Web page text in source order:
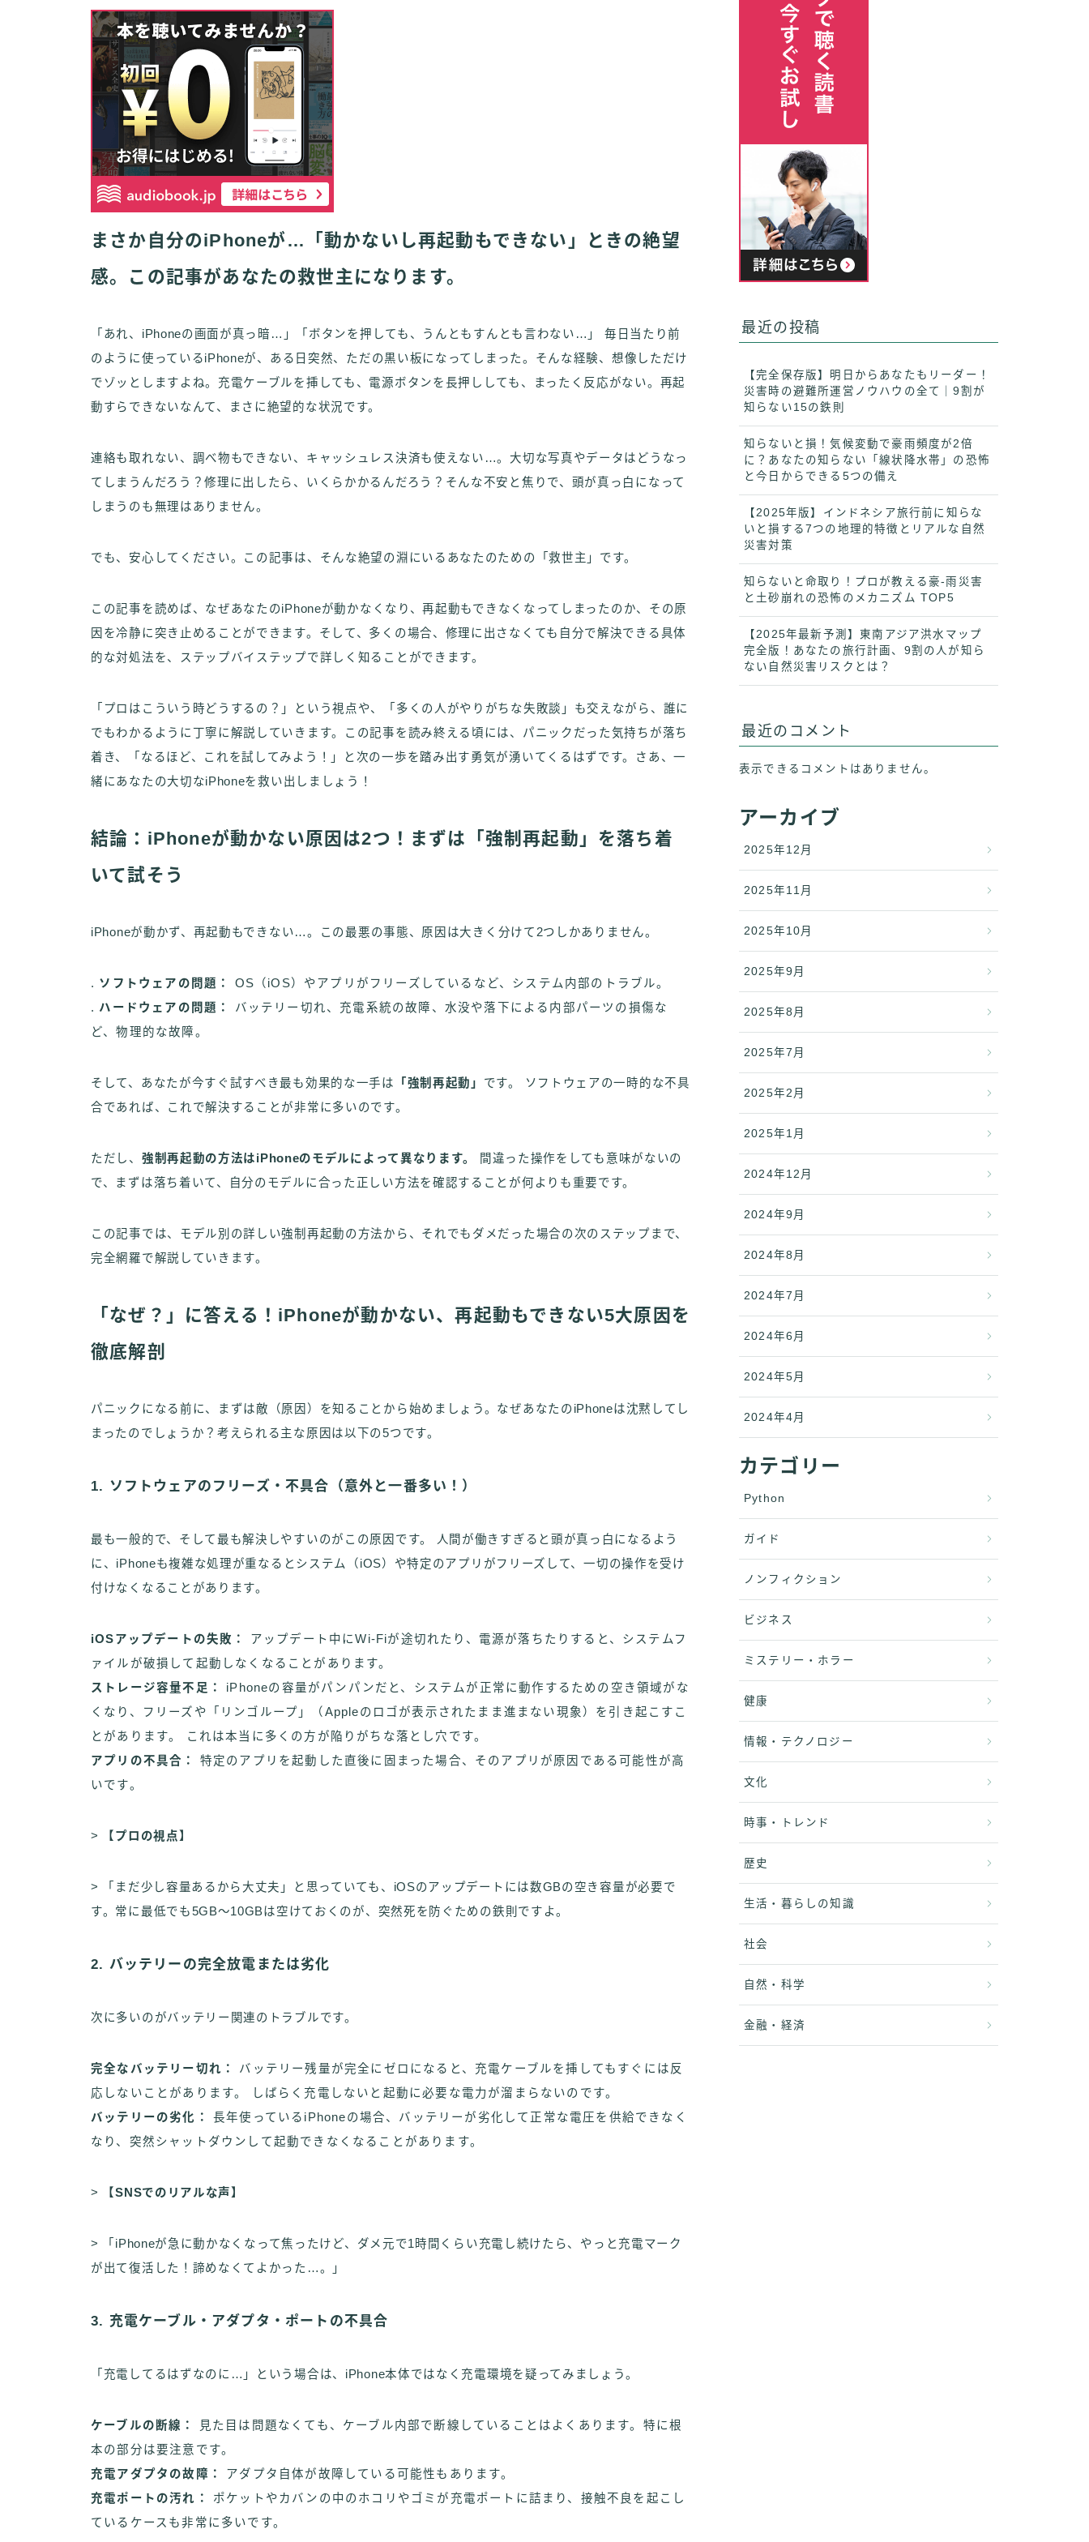
まさか自分のiPhoneが…「動かないし再起動もできない」ときの絶望
感。この記事があなたの救世主になります。
「あれ、iPhoneの画面が真っ暗…」「ボタンを押しても、うんともすんとも言わない…」 毎日当たり前
のように使っているiPhoneが、ある日突然、ただの黒い板になってしまった。そんな経験、想像しただけ
でゾッとしますよね。充電ケーブルを挿しても、電源ボタンを長押ししても、まったく反応がない。再起
動すらできないなんて、まさに絶望的な状況です。
連絡も取れない、調べ物もできない、キャッシュレス決済も使えない…。大切な写真やデータはどうなっ
てしまうんだろう？修理に出したら、いくらかかるんだろう？そんな不安と焦りで、頭が真っ白になって
しまうのも無理はありません。
でも、安心してください。この記事は、そんな絶望の淵にいるあなたのための「救世主」です。
この記事を読めば、なぜあなたのiPhoneが動かなくなり、再起動もできなくなってしまったのか、その原
因を冷静に突き止めることができます。そして、多くの場合、修理に出さなくても自分で解決できる具体
的な対処法を、ステップバイステップで詳しく知ることができます。
「プロはこういう時どうするの？」という視点や、「多くの人がやりがちな失敗談」も交えながら、誰に
でもわかるように丁寧に解説していきます。この記事を読み終える頃には、パニックだった気持ちが落ち
着き、「なるほど、これを試してみよう！」と次の一歩を踏み出す勇気が湧いてくるはずです。さあ、一
緒にあなたの大切なiPhoneを救い出しましょう！
結論：iPhoneが動かない原因は2つ！まずは「強制再起動」を落ち着
いて試そう
iPhoneが動かず、再起動もできない…。この最悪の事態、原因は大きく分けて2つしかありません。
. ソフトウェアの問題：
OS（iOS）やアプリがフリーズしているなど、システム内部のトラブル。
. ハードウェアの問題：
バッテリー切れ、充電系統の故障、水没や落下による内部パーツの損傷な
ど、物理的な故障。
そして、あなたが今すぐ試すべき最も効果的な一手は 「強制再起動」 です。 ソフトウェアの一時的な不具
合であれば、これで解決することが非常に多いのです。
ただし、 強制再起動の方法はiPhoneのモデルによって異なります。
間違った操作をしても意味がないの
で、まずは落ち着いて、自分のモデルに合った正しい方法を確認することが何よりも重要です。
この記事では、モデル別の詳しい強制再起動の方法から、それでもダメだった場合の次のステップまで、
完全網羅で解説していきます。
「なぜ？」に答える！iPhoneが動かない、再起動もできない5大原因を
徹底解剖
パニックになる前に、まずは敵（原因）を知ることから始めましょう。なぜあなたのiPhoneは沈黙してし
まったのでしょうか？考えられる主な原因は以下の5つです。
1. ソフトウェアのフリーズ・不具合（意外と一番多い！）
最も一般的で、そして最も解決しやすいのがこの原因です。 人間が働きすぎると頭が真っ白になるよう
に、iPhoneも複雑な処理が重なるとシステム（iOS）や特定のアプリがフリーズして、一切の操作を受け
付けなくなることがあります。
iOSアップデートの失敗：
アップデート中にWi-Fiが途切れたり、電源が落ちたりすると、システムフ
ァイルが破損して起動しなくなることがあります。
ストレージ容量不足：
iPhoneの容量がパンパンだと、システムが正常に動作するための空き領域がな
くなり、フリーズや「リンゴループ」（Appleのロゴが表示されたまま進まない現象）を引き起こすこ
とがあります。 これは本当に多くの方が陥りがちな落とし穴です。
アプリの不具合：
特定のアプリを起動した直後に固まった場合、そのアプリが原因である可能性が高
いです。
> 【プロの視点】
> 「まだ少し容量あるから大丈夫」と思っていても、iOSのアップデートには数GBの空き容量が必要で
す。常に最低でも5GB〜10GBは空けておくのが、突然死を防ぐための鉄則ですよ。
2. バッテリーの完全放電または劣化
次に多いのがバッテリー関連のトラブルです。
完全なバッテリー切れ：
バッテリー残量が完全にゼロになると、充電ケーブルを挿してもすぐには反
応しないことがあります。 しばらく充電しないと起動に必要な電力が溜まらないのです。
バッテリーの劣化：
長年使っているiPhoneの場合、バッテリーが劣化して正常な電圧を供給できなく
なり、突然シャットダウンして起動できなくなることがあります。
> 【SNSでのリアルな声】
> 「iPhoneが急に動かなくなって焦ったけど、ダメ元で1時間くらい充電し続けたら、やっと充電マーク
が出て復活した！諦めなくてよかった…。」
3. 充電ケーブル・アダプタ・ポートの不具合
「充電してるはずなのに…」という場合は、iPhone本体ではなく充電環境を疑ってみましょう。
ケーブルの断線：
見た目は問題なくても、ケーブル内部で断線していることはよくあります。特に根
本の部分は要注意です。
充電アダプタの故障：
アダプタ自体が故障している可能性もあります。
充電ポートの汚れ：
ポケットやカバンの中のホコリやゴミが充電ポートに詰まり、接触不良を起こし
ているケースも非常に多いです。
最近の投稿
【完全保存版】明日からあなたもリーダー！
災害時の避難所運営ノウハウの全て｜9割が
知らない15の鉄則
知らないと損！気候変動で豪雨頻度が2倍
に？あなたの知らない「線状降水帯」の恐怖
と今日からできる5つの備え
【2025年版】インドネシア旅行前に知らな
いと損する7つの地理的特徴とリアルな自然
災害対策
知らないと命取り！プロが教える豪-雨災害
と土砂崩れの恐怖のメカニズム TOP5
【2025年最新予測】東南アジア洪水マップ
完全版！あなたの旅行計画、9割の人が知ら
ない自然災害リスクとは？
最近のコメント
表示できるコメントはありません。
アーカイブ
2025年12月
2025年11月
2025年10月
2025年9月
2025年8月
2025年7月
2025年2月
2025年1月
2024年12月
2024年9月
2024年8月
2024年7月
2024年6月
2024年5月
2024年4月
カテゴリー
Python
ガイド
ノンフィクション
ビジネス
ミステリー・ホラー
健康
情報・テクノロジー
文化
時事・トレンド
歴史
生活・暮らしの知識
社会
自然・科学
金融・経済